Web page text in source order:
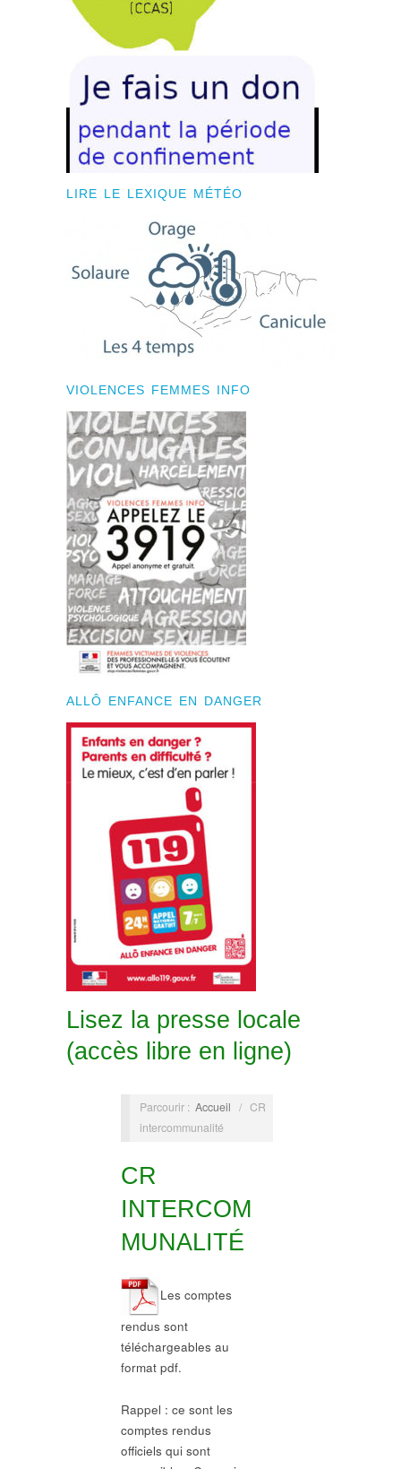
LIRE LE LEXIQUE MÉTÉO
VIOLENCES FEMMES INFO
ALLÔ ENFANCE EN DANGER
Lisez la presse locale
(accès libre en ligne)
Parcourir : Accueil / CR
intercommunalité
CR
INTERCOM
MUNALITÉ
Les comptes
rendus sont
téléchargeables au
format pdf.
Rappel : ce sont les
comptes rendus
officiels qui sont